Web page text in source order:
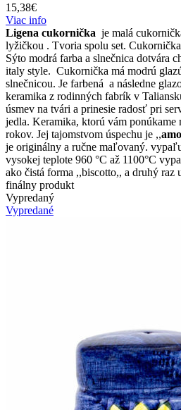
15,38€
Viac info
Ligena cukornička je malá
lyžičkou . Tvoria spolu set.
Sýto modrá farba a slnečnica dotvára
italy style. Cukornička má modrú
slnečnicou. Je farbená a následne
keramika z rodinných fabrík v
úsmev na tvári a prinesie radosť pri
jedla. Keramika, ktorú vám ponúkame
rokov. Jej tajomstvom úspechu je ,,
je originálny a ručne maľovaný.
vysokej teplote 960 °C až 1100°C
ako čistá forma ,,biscotto,, a druhý
finálny produkt
Vypredaný
Vypredané